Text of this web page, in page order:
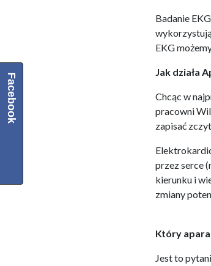
Badanie
EKG
Jak działa
Chcąc w
pracowni
zapisać
przez serce
kierunku i
zmiany
Który
Jest to
Facebook